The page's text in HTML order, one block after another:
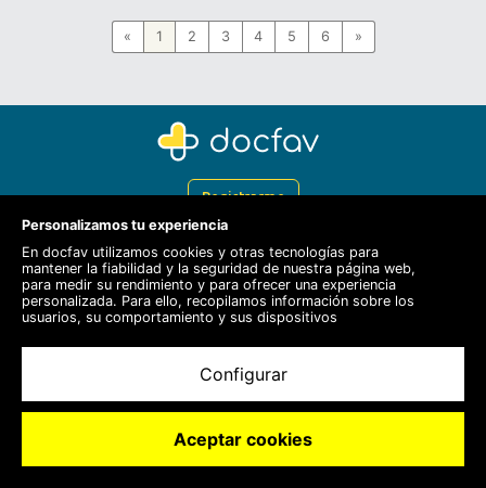
« 1 2 3 4 5 6 »
Registrarme
Docfav
Recursos
Para doctores
© 2020 Docfav S.L
Personalizamos tu experiencia
En docfav utilizamos cookies y otras tecnologías para
mantener la fiabilidad y la seguridad de nuestra página web,
para medir su rendimiento y para ofrecer una experiencia
personalizada. Para ello, recopilamos información sobre los
usuarios, su comportamiento y sus dispositivos
Configurar
Aceptar cookies